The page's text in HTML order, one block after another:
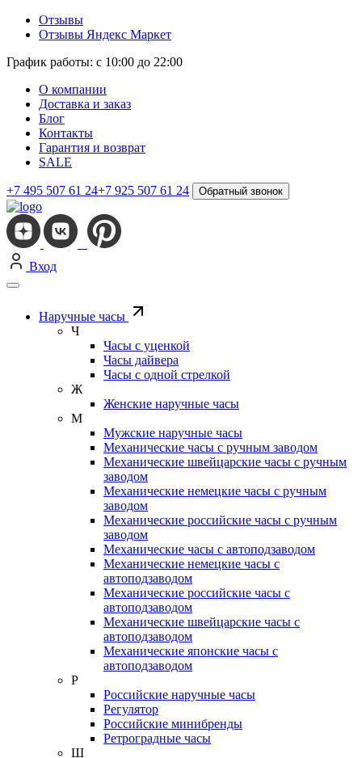
Отзывы
Отзывы Яндекс Маркет
График работы: с 10:00 до 22:00
О компании
Доставка и заказ
Блог
Контакты
Гарантия и возврат
SALE
+7 495 507 61 24+7 925 507 61 24 Обратный звонок
Вход
Наручные часы
Ч
Часы с уценкой
Часы дайвера
Часы с одной стрелкой
Ж
Женские наручные часы
М
Мужские наручные часы
Механические часы с ручным заводом
Механические швейцарские часы с ручным
заводом
Механические немецкие часы с ручным
заводом
Механические российские часы с ручным
заводом
Механические часы с автоподзаводом
Механические немецкие часы с
автоподзаводом
Механические российские часы с
автоподзаводом
Механические швейцарские часы с
автоподзаводом
Механические японские часы с
автоподзаводом
Р
Российские наручные часы
Регулятор
Российские минибренды
Ретроградные часы
Ш